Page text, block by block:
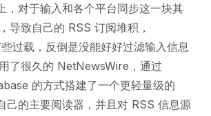
，对于输入和各个平台同步这一块其
导致自己的 RSS 订阅堆积，
过载，反倒是没能好好过滤输入信息
了很久的 NetNewsWire，通过
的方式搭建了一个更轻量级的
己的主要阅读器，并且对 RSS 信息源